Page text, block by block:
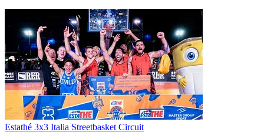
Estathé 3x3 Italia Streetbasket Circuit